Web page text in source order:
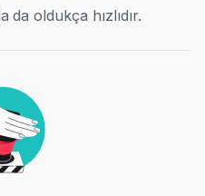
da oldukça hızlıdır.